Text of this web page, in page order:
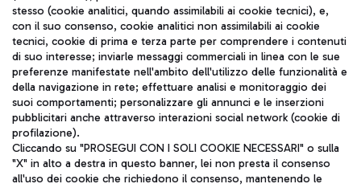
TRAVEL JOURNAL
ITA
stesso (cookie analitici, quando assimilabili ai cookie tecnici), e,
con il suo consenso, cookie analitici non assimilabili ai cookie
tecnici, cookie di prima e terza parte per comprendere i contenuti
di suo interesse; inviarle messaggi commerciali in linea con le sue
preferenze manifestate nell'ambito dell'utilizzo delle funzionalità e
della navigazione in rete; effettuare analisi e monitoraggio dei
suoi comportamenti; personalizzare gli annunci e le inserzioni
pubblicitari anche attraverso interazioni social network (cookie di
profilazione).
Cliccando su "PROSEGUI CON I SOLI COOKIE NECESSARI" o sulla
"X" in alto a destra in questo banner, lei non presta il consenso
all'uso dei cookie che richiedono il consenso, mantenendo le